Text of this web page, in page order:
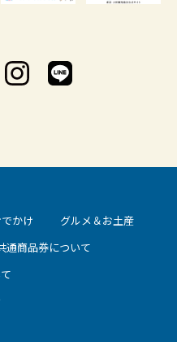
かけ グルメ＆お土産
通商品券について